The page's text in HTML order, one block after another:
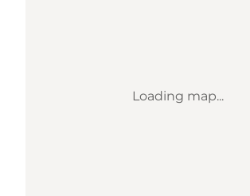
Loading map...